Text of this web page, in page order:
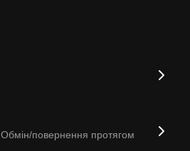
Обмін/повернення протягом